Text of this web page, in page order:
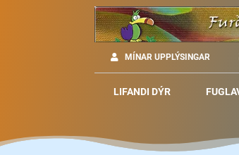
MÍNAR UPPLÝSINGAR
LIFANDI DÝR